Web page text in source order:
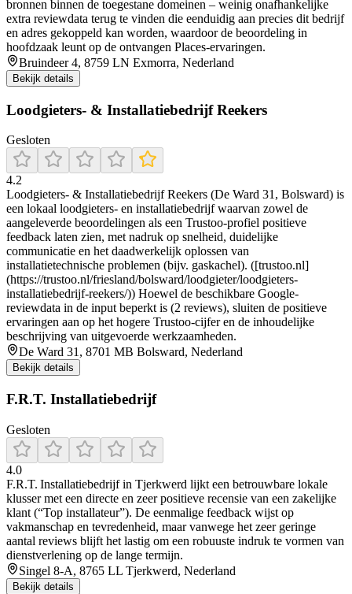
bronnen binnen de toegestane domeinen – weinig onafhankelijke
extra reviewdata terug te vinden die eenduidig aan precies dit bedrijf
en adres gekoppeld kan worden, waardoor de beoordeling in
hoofdzaak leunt op de ontvangen Places-ervaringen.
Bruindeer 4, 8759 LN Exmorra, Nederland
Bekijk details
Loodgieters- & Installatiebedrijf Reekers
Gesloten
4.2
Loodgieters- & Installatiebedrijf Reekers (De Ward 31, Bolsward) is
een lokaal loodgieters- en installatiebedrijf waarvan zowel de
aangeleverde beoordelingen als een Trustoo-profiel positieve
feedback laten zien, met nadruk op snelheid, duidelijke
communicatie en het daadwerkelijk oplossen van
installatietechnische problemen (bijv. gaskachel). ([trustoo.nl]
(https://trustoo.nl/friesland/bolsward/loodgieter/loodgieters-
installatiebedrijf-reekers/)) Hoewel de beschikbare Google-
reviewdata in de input beperkt is (2 reviews), sluiten de positieve
ervaringen aan op het hogere Trustoo-cijfer en de inhoudelijke
beschrijving van uitgevoerde werkzaamheden.
De Ward 31, 8701 MB Bolsward, Nederland
Bekijk details
F.R.T. Installatiebedrijf
Gesloten
4.0
F.R.T. Installatiebedrijf in Tjerkwerd lijkt een betrouwbare lokale
klusser met een directe en zeer positieve recensie van een zakelijke
klant (“Top installateur”). De eenmalige feedback wijst op
vakmanschap en tevredenheid, maar vanwege het zeer geringe
aantal reviews blijft het lastig om een robuuste indruk te vormen van
dienstverlening op de lange termijn.
Singel 8-A, 8765 LL Tjerkwerd, Nederland
Bekijk details